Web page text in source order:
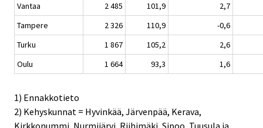
Vantaa
2 485 101,9
2,7
Tampere
2 326 110,9
-0,6
Turku
1 867 105,2
2,6
Oulu
1 664 93,3 1,6
1) Ennakkotieto
2) Kehyskunnat = Hyvinkää, Järvenpää, Kerava,